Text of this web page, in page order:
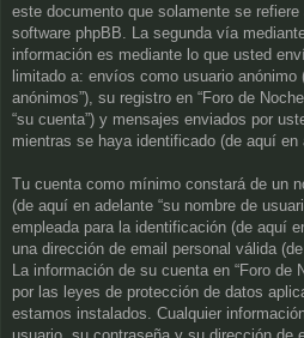
este documento que solamente se
software phpBB. La segunda vía
información es mediante lo que usted
limitado a: envíos como usuario anónimo
anónimos”), su registro en “Foro de
“su cuenta”) y mensajes enviados por
mientras se haya identificado (de aquí en
Tu cuenta como mínimo constará de un
(de aquí en adelante “su nombre de
empleada para la identificación (de aquí
una dirección de email personal válida
La información de su cuenta en “Foro de
por las leyes de protección de datos
estamos instalados. Cualquier
usuario, su contraseña y su dirección de